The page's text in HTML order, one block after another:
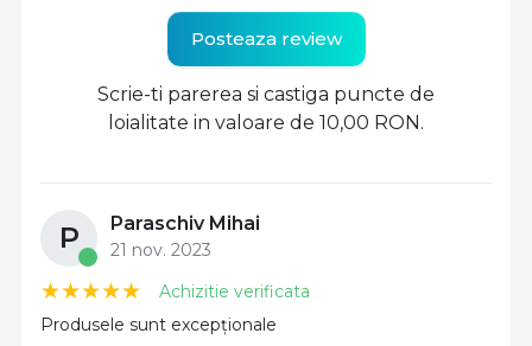
Posteaza review
Scrie-ti parerea si castiga puncte de
loialitate in valoare de 10,00 RON.
P Paraschiv Mihai
21 nov. 2023
Achizitie verificata
Produsele sunt excepționale